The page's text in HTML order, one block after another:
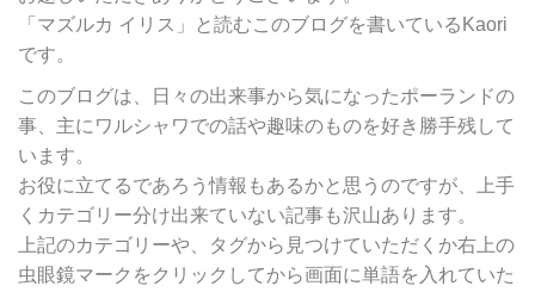
ゴ
ー
別
検
索
「マズルカ イリス」と読むこのブログを書いているKaori
です。
このブログは、日々の出来事から気になったポーランドの
事、主にワルシャワでの話や趣味のものを好き勝手残して
います。
お役に立てるであろう情報もあるかと思うのですが、上手
くカテゴリー分け出来ていない記事も沢山あります。
上記のカテゴリーや、タグから見つけていただくか右上の
虫眼鏡マークをクリックしてから画面に単語を入れていた